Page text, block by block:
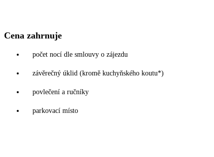
Cena zahrnuje
počet nocí dle smlouvy o zájezdu
závěrečný úklid (kromě kuchyňského koutu*)
povlečení a ručníky
parkovací místo